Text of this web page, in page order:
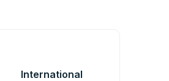
International